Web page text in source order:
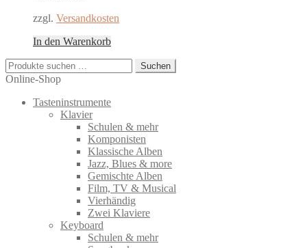
zzgl. Versandkosten
In den Warenkorb
Suchen
nach:
Suchen
Online-Shop
Tasteninstrumente
Klavier
Schulen & mehr
Komponisten
Klassische Alben
Jazz, Blues & more
Gemischte Alben
Film, TV & Musical
Vierhändig
Zwei Klaviere
Keyboard
Schulen & mehr